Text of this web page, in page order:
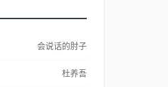
会说话的肘子
杜养吾